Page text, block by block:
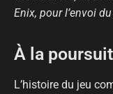
Enix, pour l’envoi
À la
L’histoire du jeu